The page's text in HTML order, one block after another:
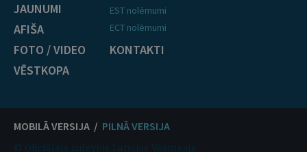
JAUNUMI
AFIŠA
FOTO / VIDEO
VĒSTKOPA
EST nolēmumi
ECT nolēmumi
KONTAKTI
MOBILĀ VERSIJA / PILNĀ VERSIJA
© Oficiālais izdevējs Latvijas Vēstnesis